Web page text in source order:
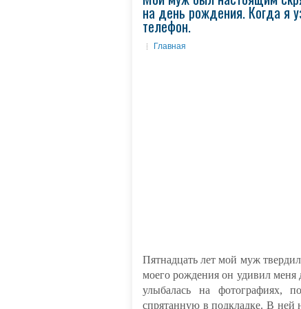
на день рождения. Когда я
телефон.
Главная
Пятнадцать лет мой муж
моего рождения он удивил меня
улыбалась на фотографиях,
спрятанную в подкладке. В ней